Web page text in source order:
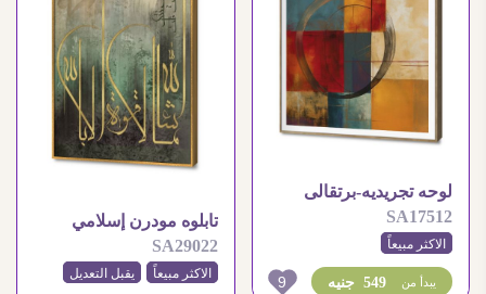
تابلوه مودرن إسلامي
SA29022
الاكثر مبيعاً يقبل التعديل
لوحه تجريديه-برتقالى
وبنى
SA17512
الاكثر مبيعاً
549 جنيه يبدأ من 9